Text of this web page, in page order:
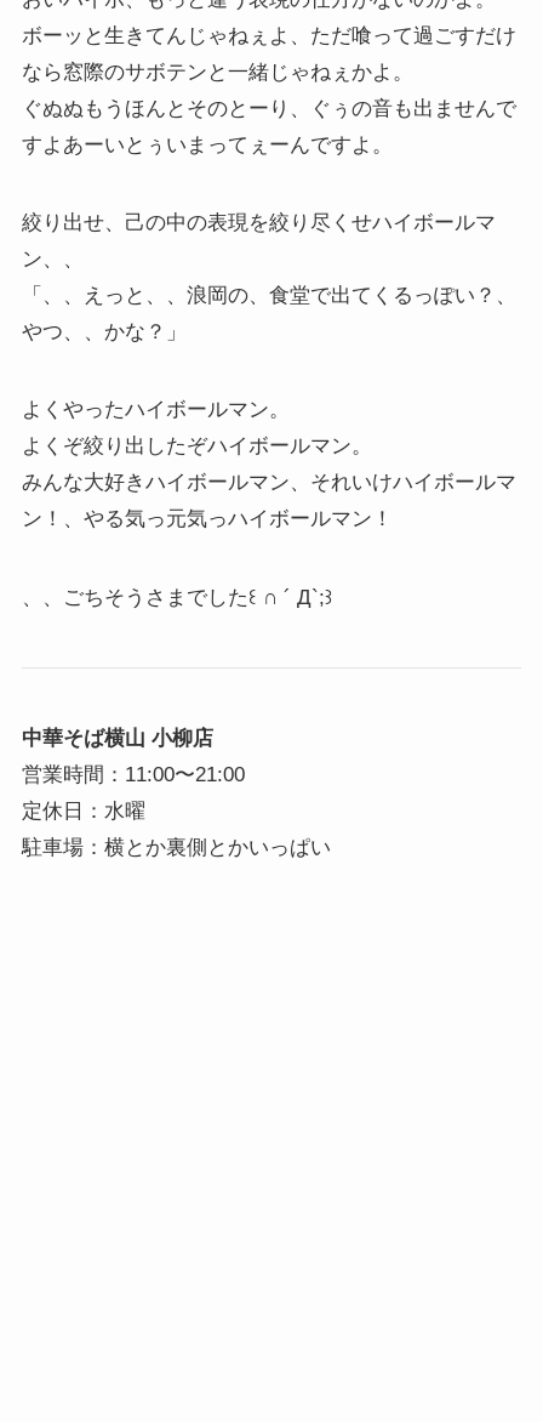
ボーッと生きてんじゃねぇよ、ただ喰って過ごすだけ
なら窓際のサボテンと一緒じゃねぇかよ。
ぐぬぬもうほんとそのとーり、ぐぅの音も出ませんで
すよあーいとぅいまってぇーんですよ。
絞り出せ、己の中の表現を絞り尽くせハイボールマ
ン、、
「、、えっと、、浪岡の、食堂で出てくるっぽい？、
やつ、、かな？」
よくやったハイボールマン。
よくぞ絞り出したぞハイボールマン。
みんな大好きハイボールマン、それいけハイボールマ
ン！、やる気っ元気っハイボールマン！
、、ごちそうさまでした꒰ ∩ ´ Д`;꒱
中華そば横山 小柳店
営業時間：11:00〜21:00
定休日：水曜
駐車場：横とか裏側とかいっぱい